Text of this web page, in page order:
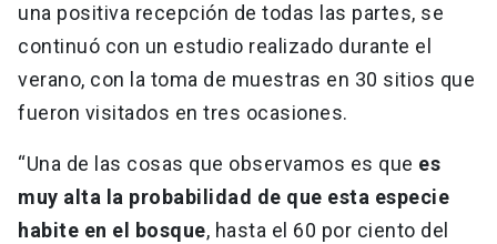
una positiva recepción de todas las partes, se
continuó con un estudio realizado durante el
verano, con la toma de muestras en 30 sitios que
fueron visitados en tres ocasiones.
“Una de las cosas que observamos es que es
muy alta la probabilidad de que esta especie
habite en el bosque, hasta el 60 por ciento del